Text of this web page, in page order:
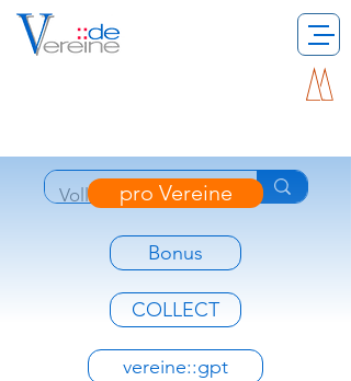
pro Vereine
Bonus
COLLECT
vereine::gpt